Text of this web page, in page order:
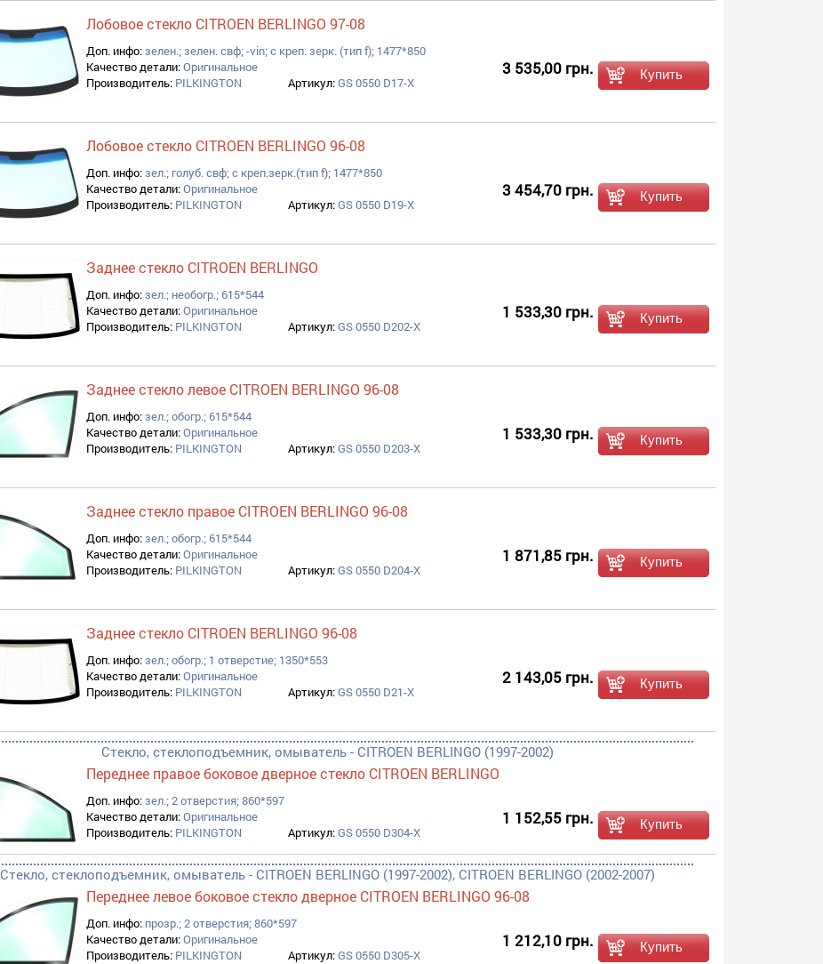
Лобовое стекло CITROEN BERLINGO 97-08
Доп. инфо:зелен.; зелен. свф; -vin; с креп. зерк. (тип f); 1477*850
Качество детали:Оригинальное
Производитель: PILKINGTON Артикул:GS 0550 D17-X
3 535,00 грн.
Лобовое стекло CITROEN BERLINGO 96-08
Доп. инфо:зел.; голуб. свф; с креп.зерк.(тип f); 1477*850
Качество детали:Оригинальное
Производитель: PILKINGTON Артикул:GS 0550 D19-X
3 454,70 грн.
Заднее стекло CITROEN BERLINGO
Доп. инфо:зел.; необогр.; 615*544
Качество детали:Оригинальное
Производитель: PILKINGTON Артикул:GS 0550 D202-X
1 533,30 грн.
Заднее стекло левое CITROEN BERLINGO 96-08
Доп. инфо:зел.; обогр.; 615*544
Качество детали:Оригинальное
Производитель: PILKINGTON Артикул:GS 0550 D203-X
1 533,30 грн.
Заднее стекло правое CITROEN BERLINGO 96-08
Доп. инфо:зел.; обогр.; 615*544
Качество детали:Оригинальное
Производитель: PILKINGTON Артикул:GS 0550 D204-X
1 871,85 грн.
Заднее стекло CITROEN BERLINGO 96-08
Доп. инфо:зел.; обогр.; 1 отверстие; 1350*553
Качество детали:Оригинальное
Производитель: PILKINGTON Артикул:GS 0550 D21-X
2 143,05 грн.
Стекло, стеклоподъемник, омыватель - CITROEN BERLINGO (1997-2002)
Переднее правое боковое дверное стекло CITROEN BERLINGO
Доп. инфо:зел.; 2 отверстия; 860*597
Качество детали:Оригинальное
Производитель: PILKINGTON Артикул:GS 0550 D304-X
1 152,55 грн.
Стекло, стеклоподъемник, омыватель - CITROEN BERLINGO (1997-2002), CITROEN BERLINGO (2002-2007)
Переднее левое боковое стекло дверное CITROEN BERLINGO 96-08
Доп. инфо: прозр.; 2 отверстия; 860*597
Качество детали:Оригинальное
Производитель: PILKINGTON Артикул:GS 0550 D305-X
1 212,10 грн.